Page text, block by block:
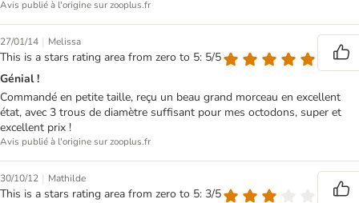
Avis publié à l'origine sur zooplus.fr
27/01/14 | Melissa
This is a stars rating area from zero to 5: 5/5
Génial !
Commandé en petite taille, reçu un beau grand morceau en excellent
état, avec 3 trous de diamètre suffisant pour mes octodons, super et
excellent prix !
Avis publié à l'origine sur zooplus.fr
30/10/12 | Mathilde
This is a stars rating area from zero to 5: 3/5